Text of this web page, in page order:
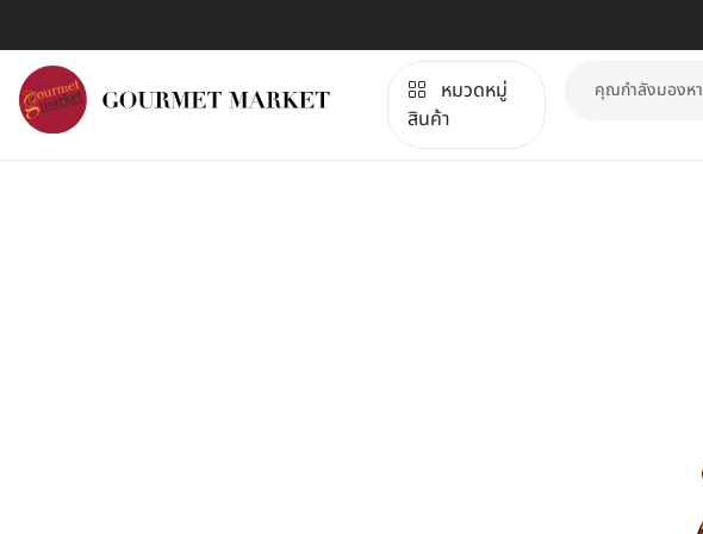
หมวดหมู่
สินค้า